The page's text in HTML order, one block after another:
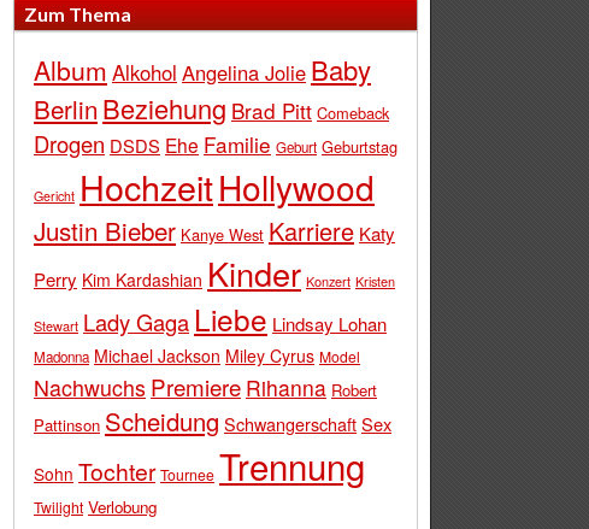
Zum Thema
Album Alkohol Angelina Jolie Baby
Berlin Beziehung Brad Pitt Comeback
Drogen DSDS Ehe Familie Geburt Geburtstag
Gericht HochzeitHollywood
Justin Bieber Kanye West Karriere Katy
Perry Kim Kardashian Kinder Konzert Kristen
Stewart Lady Gaga Liebe Lindsay Lohan
Madonna Michael Jackson Miley Cyrus Model
Nachwuchs Premiere Rihanna Robert
Pattinson Scheidung SchwangerschaftSex
Sohn Tochter Tournee Trennung
Twilight Verlobung